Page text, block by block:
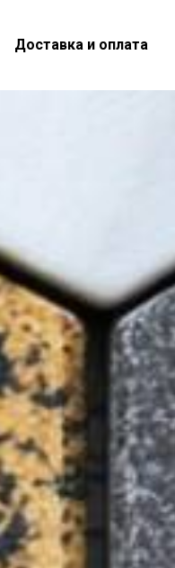
Доставка и оплата